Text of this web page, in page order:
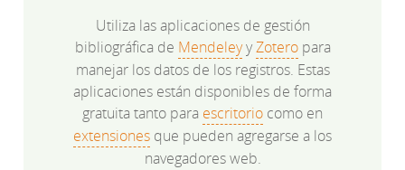
Utiliza las aplicaciones de gestión
bibliográfica de MendeleyyZoteropara
manejar los datos de los registros. Estas
aplicaciones están disponibles de forma
gratuita tanto para escritorio como en
extensiones que pueden agregarse a los
navegadores web.